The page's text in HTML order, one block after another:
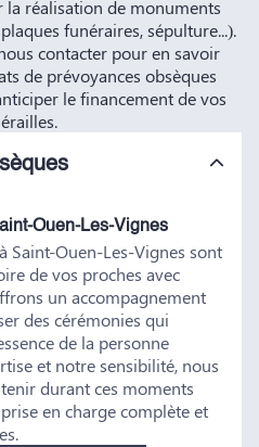
réalisation de monuments
funéraires, sépulture...).
contacter pour en savoir
de prévoyances obsèques
le financement de vos
Ouen-Les-Vignes
Saint-Ouen-Les-Vignes sont
de vos proches avec
un accompagnement
des cérémonies qui
de la personne
et notre sensibilité, nous
durant ces moments
en charge complète et